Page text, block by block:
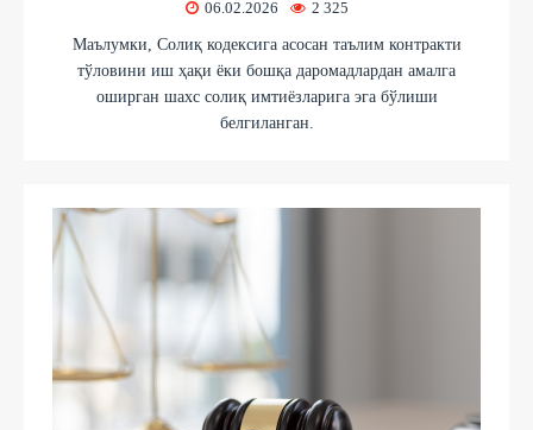
06.02.2026 2 325
Маълумки, Солиқ кодексига асосан таълим контракти
тўловини иш ҳақи ёки бошқа даромадлардан амалга
оширган шахс солиқ имтиёзларига эга бўлиши
белгиланган.